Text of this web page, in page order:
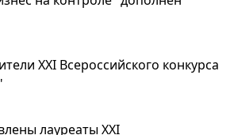
XXI Всероссийского конкурса
лауреаты XXI